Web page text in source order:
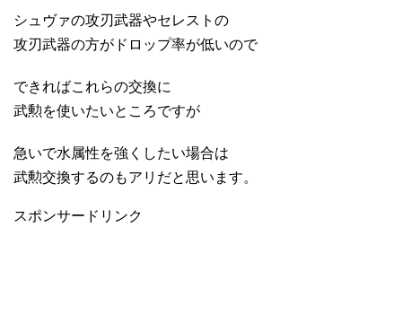
シュヴァの攻刃武器やセレストの
攻刃武器の方がドロップ率が低いので
できればこれらの交換に
武勲を使いたいところですが
急いで水属性を強くしたい場合は
武勲交換するのもアリだと思います。
スポンサードリンク